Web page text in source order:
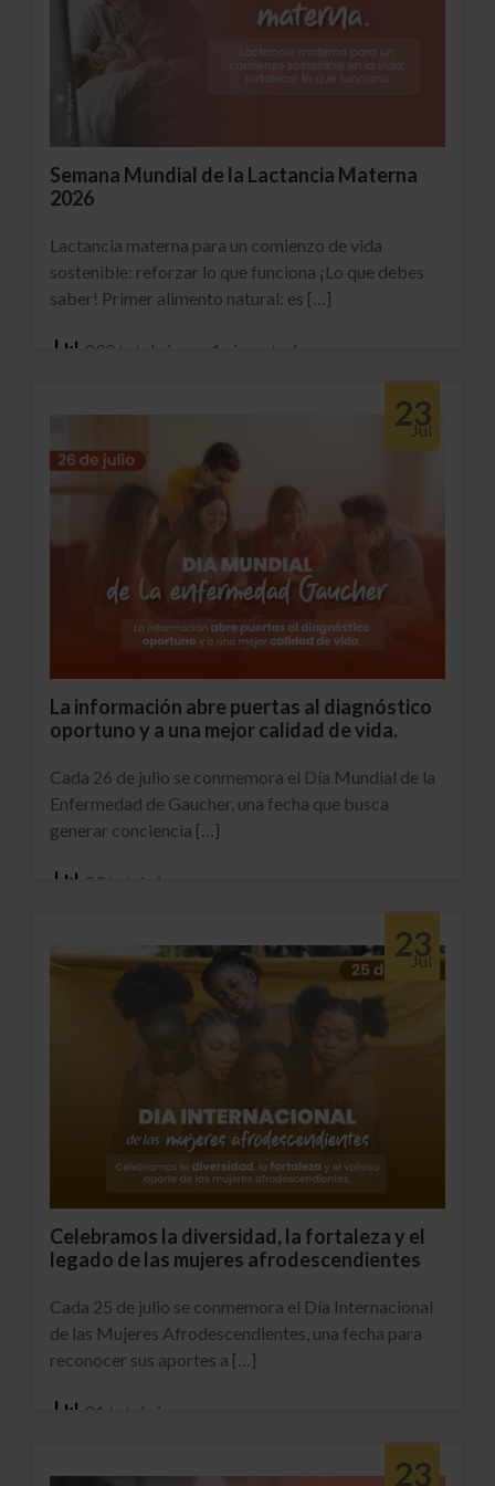
Semana Mundial de la Lactancia Materna
2026
Lactancia materna para un comienzo de vida
sostenible: reforzar lo que funciona ¡Lo que debes
saber! Primer alimento natural: es […]
230 total views , 1 views today
Ver
23
Jul
La información abre puertas al diagnóstico
oportuno y a una mejor calidad de vida.
Cada 26 de julio se conmemora el Día Mundial de la
Enfermedad de Gaucher, una fecha que busca
generar conciencia […]
29 total views
Ver
23
Jul
Celebramos la diversidad, la fortaleza y el
legado de las mujeres afrodescendientes
Cada 25 de julio se conmemora el Día Internacional
de las Mujeres Afrodescendientes, una fecha para
reconocer sus aportes a […]
21 total views
23